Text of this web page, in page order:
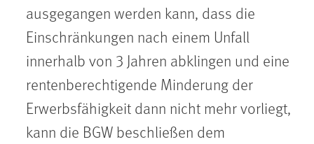
ausgegangen werden kann, dass die
Einschränkungen nach einem Unfall
innerhalb von 3 Jahren abklingen und eine
rentenberechtigende Minderung der
Erwerbsfähigkeit dann nicht mehr vorliegt,
kann die BGW beschließen dem